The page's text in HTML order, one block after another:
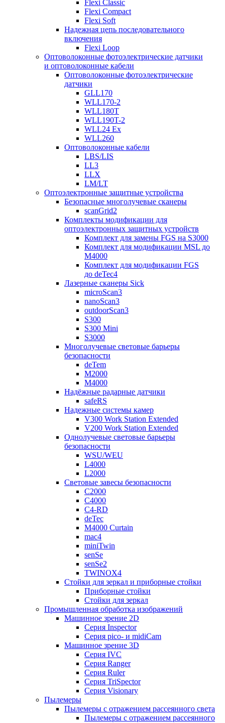
Flexi Classic
Flexi Compact
Flexi Soft
Надежная цепь последовательного
включения
Flexi Loop
Оптоволоконные фотоэлектрические датчики
и оптоволоконные кабели
Оптоволоконные фотоэлектрические
датчики
GLL170
WLL170-2
WLL180T
WLL190T-2
WLL24 Ex
WLL260
Оптоволоконные кабели
LBS/LIS
LL3
LLX
LM/LT
Оптоэлектронные защитные устройства
Безопасные многолучевые сканеры
scanGrid2
Комплекты модификации для
оптоэлектронных защитных устройств
Комплект для замены FGS на S3000
Комплект для модификации MSL до
M4000
Комплект для модификации FGS
до deTec4
Лазерные сканеры Sick
microScan3
nanoScan3
outdoorScan3
S300
S300 Mini
S3000
Многолучевые световые барьеры
безопасности
deTem
M2000
M4000
Надёжные радарные датчики
safeRS
Надежные системы камер
V300 Work Station Extended
V200 Work Station Extended
Однолучевые световые барьеры
безопасности
WSU/WEU
L4000
L2000
Световые завесы безопасности
C2000
C4000
C4-RD
deTec
M4000 Curtain
mac4
miniTwin
senSe
senSe2
TWINOX4
Стойки для зеркал и приборные стойки
Приборные стойки
Стойки для зеркал
Промышленная обработка изображений
Машинное зрение 2D
Серия Inspector
Серия pico- и midiCam
Машинное зрение 3D
Серия IVC
Серия Ranger
Серия Ruler
Серия TriSpector
Серия Visionary
Пылемеры
Пылемеры с отражением рассеянного света
Пылемеры с отражением рассеянного